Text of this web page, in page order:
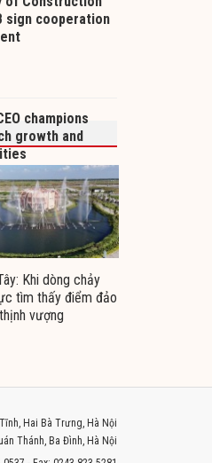
Khi dòng chảy
tìm thấy điểm đảo
vượng
Hai Bà Trưng, Hà Nội
Thánh, Ba Đình, Hà Nội